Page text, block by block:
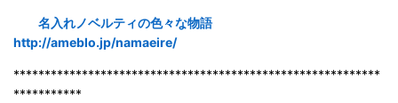
名入れノベルティの色々な物語
http://ameblo.jp/namaeire/
***********************************************************
***********